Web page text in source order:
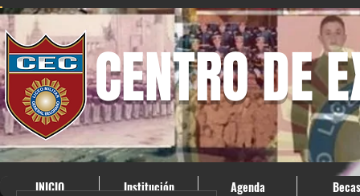
CENTRO DE
INICIO Institución Agenda Becas